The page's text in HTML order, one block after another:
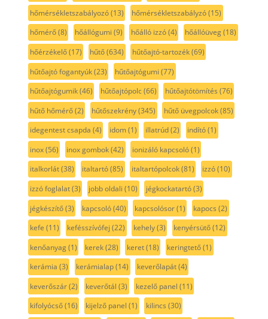
hőmérsékletszabályozó(13) hőmérsékletszabályzó(15)
hőmérő(8) hőállógumi (9) hőálló izzó(4) hőállóüveg(18)
hőérzékelő(17) hűtő(634) hűtőajtó-tartozék(69)
hűtőajtó fogantyúk(23) hűtőajtógumi (77)
hűtőajtógumik(46) hűtőajtópolc(66) hűtőajtótömítés (76)
hűtő hőmérő(2) hűtőszekrény(345) hűtő üvegpolcok(85)
idegentest csapda (4) idom(1) illatrúd(2) indító(1)
inox(56) inox gombok(42) ionizáló kapcsoló(1)
italkorlát(38) italtartó(85) italtartópolcok(81) izzó(10)
izzó foglalat(3) jobb oldali (10) jégkockatartó(3)
jégkészítő(3) kapcsoló(40) kapcsolósor(1) kapocs (2)
kefe (11) kefésszívófej (22) kehely(3) kenyérsütő(12)
kenőanyag(1) kerek(28) keret(18) keringtető(1)
kerámia (3) kerámialap(14) keverőlapát(4)
keverőszár(2) keverőtál (3) kezelő panel (11)
kifolyócső(16) kijelző panel (1) kilincs (30)